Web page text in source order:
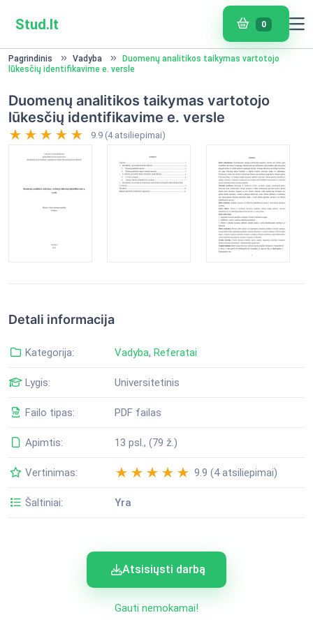
Stud.lt 0
Pagrindinis Vadyba
Duomenų analitikos taikymas vartotojo
lūkesčių identifikavime e. versle
Duomenų analitikos taikymas vartotojo
lūkesčių identifikavime e. versle
9.9 (4 atsiliepimai)
Detali informacija
Kategorija: Vadyba, Referatai
Lygis: Universitetinis
Failo tipas: PDF failas
Apimtis: 13 psl., (79 ž.)
Vertinimas: 9.9 (4 atsiliepimai)
Šaltiniai: Yra
Atsisiųsti darbą
Gauti nemokamai!